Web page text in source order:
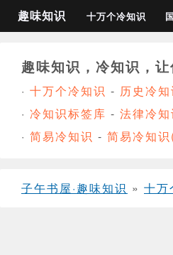
趣味知识 十万个冷知识
趣味知识，冷知识，让
· 十万个冷知识 - 历史冷知
· 冷知识标签库 - 法律冷知
· 简易冷知识 - 简易冷知
子午书屋·趣味知识 » 十万